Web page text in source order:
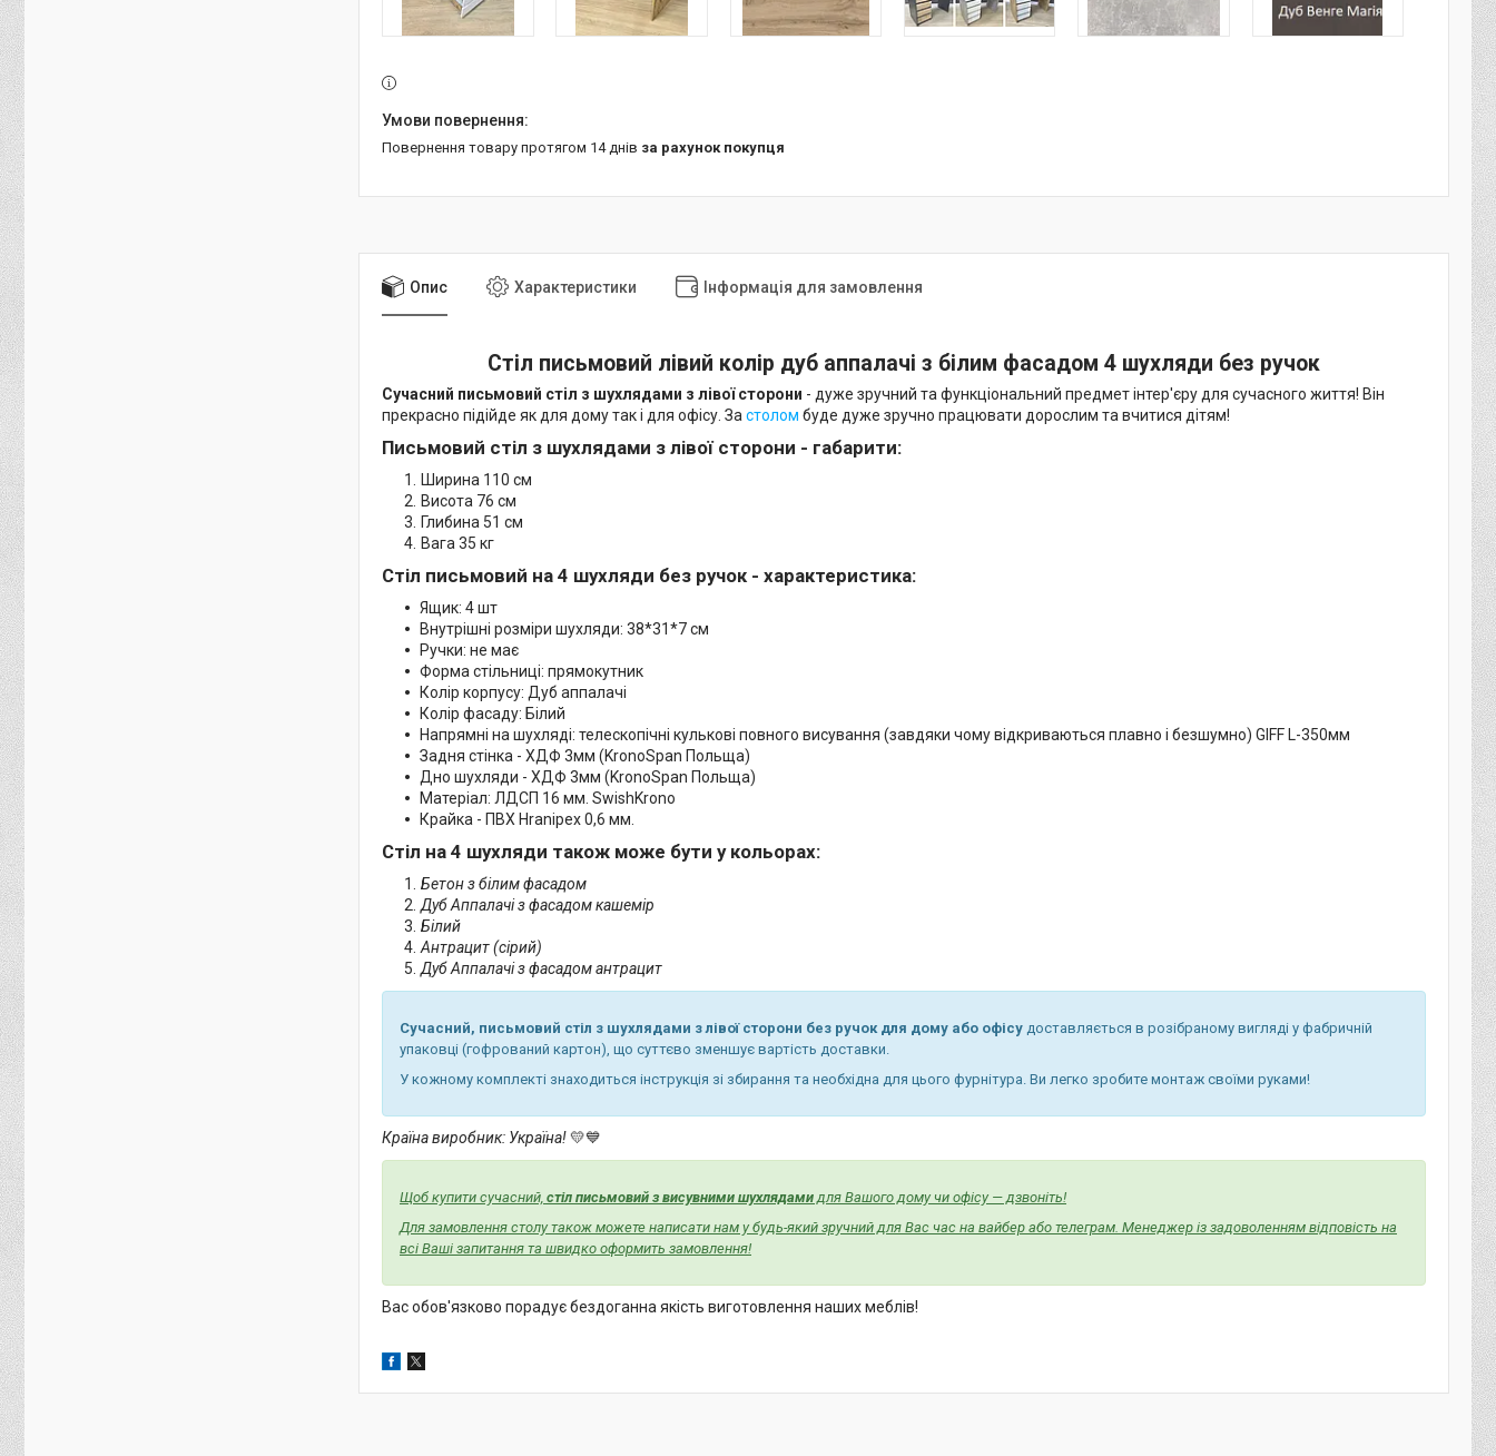
повернення товару протягом 14 днів за рахунок покупця
Опис Характеристики Інформація для замовлення
Стіл письмовий лівий колір дуб аппалачі з білим фасадом 4 шухляди без ручок
Сучасний письмовий стіл з шухлядами з лівої сторони - дуже зручний та функціональний предмет інтер'єру для сучасного життя! Він
прекрасно підійде як для дому так і для офісу. Застолом буде дуже зручно працювати дорослим та вчитися дітям!
Письмовий стіл з шухлядами з лівої сторони - габарити:
Ширина 110 см
Висота 76 см
Глибина 51 см
Вага 35 кг
Стіл письмовий на 4 шухляди без ручок - характеристика:
Ящик: 4 шт
Внутрішні розміри шухляди: 38*31*7 см
Ручки: не має
Форма стільниці: прямокутник
Колір корпусу: Дуб аппалачі
Колір фасаду: Білий
Напрямні на шухляді: телескопічні кулькові повного висування (завдяки чому відкриваються плавно і безшумно) GIFF L-350мм
Задня стінка - ХДФ 3мм (KronoSpan Польща)
Дно шухляди - ХДФ 3мм (KronoSpan Польща)
Матеріал: ЛДСП 16 мм. SwishKrono
Крайка - ПВХ Hranipex 0,6 мм.
Стіл на 4 шухляди також може бути у кольорах:
Бетон з білим фасадом
Дуб Аппалачі з фасадом кашемір
Білий
Антрацит (сірий)
Дуб Аппалачі з фасадом антрацит
Сучасний, письмовий стіл з шухлядами з лівої сторони без ручок для дому або офісу доставляється в розібраному вигляді у фабричній
упаковці (гофрований картон), що суттєво зменшує вартість доставки.
У кожному комплекті знаходиться інструкція зі збирання та необхідна для цього фурнітура. Ви легко зробите монтаж своїми руками!
Країна виробник: Україна!💛💙
Щоб купити сучасний, стіл письмовий з висувними шухлядамидля Вашого дому чи офісу — дзвоніть!
Для замовлення столу також можете написати нам у будь-який зручний для Вас час на вайбер або телеграм. Менеджер із задоволенням відповість на
всі Ваші запитання та швидко оформить замовлення!
Вас обов'язково порадує бездоганна якість виготовлення наших меблів!